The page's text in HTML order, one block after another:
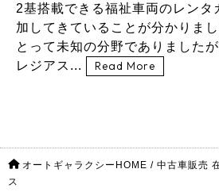
2基搭載できる福祉車両のレンタ
加してきていることが分かりま
とって未知の分野でありました
レジアス...
Read More
オートギャラクシーHOME / 中古車販売
ス